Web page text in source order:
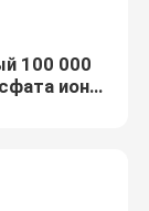
100 000
иона